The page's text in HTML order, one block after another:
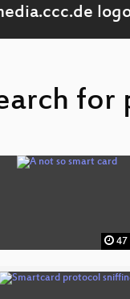
for
47